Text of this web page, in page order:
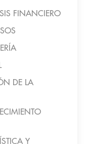
FINANCIERO
DE LA
Y